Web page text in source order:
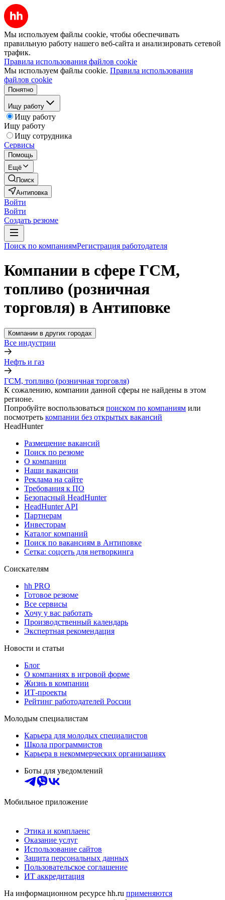
Мы используем файлы cookie, чтобы обеспечивать
правильную работу нашего веб-сайта и анализировать сетевой
трафик.
Правила использования файлов cookie
Мы используем файлы cookie. Правила использования
файлов cookie
Понятно
Ищу работу
Ищу работу
Ищу работу
Ищу сотрудника
Сервисы
Помощь
Ещё
Поиск
Антиповка
Войти
Войти
Создать резюме
Поиск по компаниямРегистрация работодателя
Компании в сфере ГСМ,
топливо (розничная
торговля) в Антиповке
Компании в других городах
Все индустрии
Нефть и газ
ГСМ, топливо (розничная торговля)
К сожалению, компании данной сферы не найдены в этом
регионе.
Попробуйте воспользоваться поиском по компаниям или
посмотреть компании без открытых вакансий
HeadHunter
Размещение вакансий
Поиск по резюме
О компании
Наши вакансии
Реклама на сайте
Требования к ПО
Безопасный HeadHunter
HeadHunter API
Партнерам
Инвесторам
Каталог компаний
Поиск по вакансиям в Антиповке
Сетка: соцсеть для нетворкинга
Соискателям
hh PRO
Готовое резюме
Все сервисы
Хочу у вас работать
Производственный календарь
Экспертная рекомендация
Новости и статьи
Блог
О компаниях в игровой форме
Жизнь в компании
ИТ-проекты
Рейтинг работодателей России
Молодым специалистам
Карьера для молодых специалистов
Школа программистов
Карьера в некоммерческих организациях
Боты для уведомлений
Мобильное приложение
Этика и комплаенс
Оказание услуг
Использование сайтов
Защита персональных данных
Пользовательское соглашение
ИТ аккредитация
На информационном ресурсе hh.ru применяются